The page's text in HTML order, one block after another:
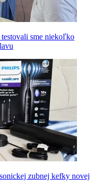
sme niekoľko
zubnej kefky novej